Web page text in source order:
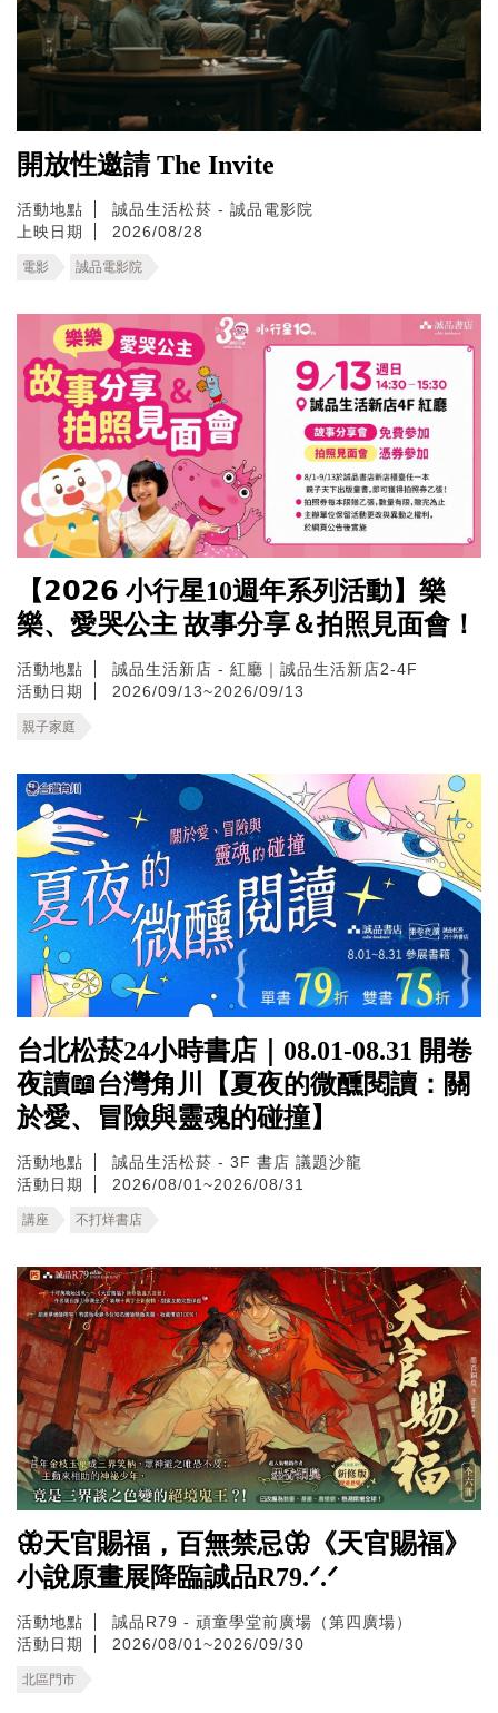
開放性邀請 The Invite
活動地點
誠品生活松菸 - 誠品電影院
上映日期
2026/08/28
電影 誠品電影院
【𝟮𝟬𝟮𝟲 小行星10週年系列活動】樂
樂、愛哭公主 故事分享＆拍照見面會！
活動地點
誠品生活新店 - 紅廳｜誠品生活新店2-4F
活動日期
2026/09/13~2026/09/13
親子家庭
台北松菸24小時書店｜08.01-08.31 開卷
夜讀📖台灣角川【夏夜的微醺閱讀：關
於愛、冒險與靈魂的碰撞】
活動地點
誠品生活松菸 - 3F 書店 議題沙龍
活動日期
2026/08/01~2026/08/31
講座 不打烊書店
🦋天官賜福，百無禁忌🦋《天官賜福》
小說原畫展降臨誠品R79.ᐟ.ᐟ
活動地點
誠品R79 - 頑童學堂前廣場（第四廣場）
活動日期
2026/08/01~2026/09/30
北區門市